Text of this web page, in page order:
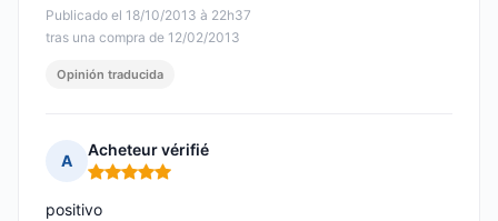
Publicado el 18/10/2013 à 22h37
tras una compra de 12/02/2013
Opinión traducida
A
Acheteur vérifié
Nota: 5 de 5
positivo